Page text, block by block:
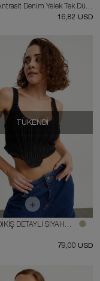
W1968 Antrasit Denim Yelek Tek Düğmeli Pamuk Astarlı
16,82 USD
TÜKENDI
W1622 DİKİŞ DETAYLI SİYAH BÜSTİYER
79,00 USD